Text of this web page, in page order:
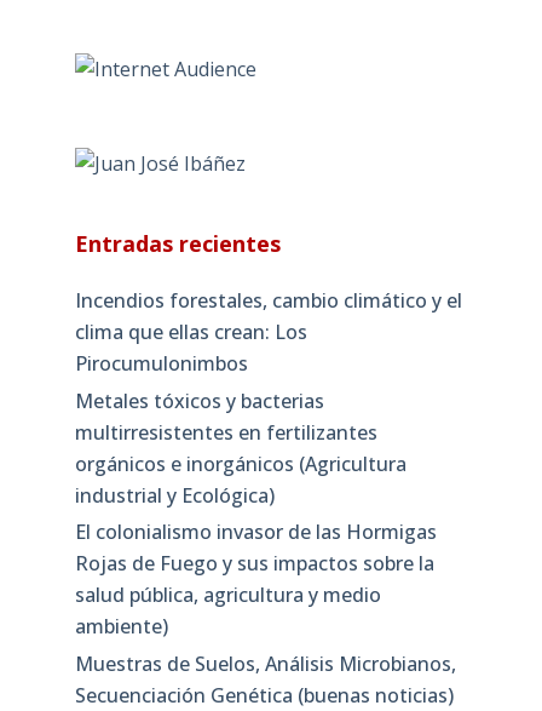
Entradas recientes
Incendios forestales, cambio climático y el
clima que ellas crean: Los
Pirocumulonimbos
Metales tóxicos y bacterias
multirresistentes en fertilizantes
orgánicos e inorgánicos (Agricultura
industrial y Ecológica)
El colonialismo invasor de las Hormigas
Rojas de Fuego y sus impactos sobre la
salud pública, agricultura y medio
ambiente)
Muestras de Suelos, Análisis Microbianos,
Secuenciación Genética (buenas noticias)